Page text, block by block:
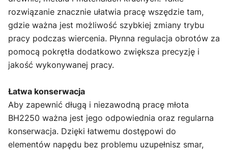
rozwiązanie znacznie ułatwia pracę wszędzie tam,
gdzie ważna jest możliwość szybkiej zmiany trybu
pracy podczas wiercenia. Płynna regulacja obrotów za
pomocą pokrętła dodatkowo zwiększa precyzję i
jakość wykonywanej pracy.
Łatwa konserwacja
Aby zapewnić długą i niezawodną pracę młota
BH2250 ważna jest jego odpowiednia oraz regularna
konserwacja. Dzięki łatwemu dostępowi do
elementów napędu bez problemu uzupełnisz smar,